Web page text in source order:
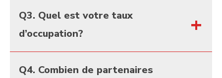
développe plusieurs sites stratégiques à
Sherbrooke.
L’emplacement influence directement la visibilité,
l’achalandage, l’accessibilité et la rentabilité
Q3. Quel est votre taux
d’occupation?
Notre parc immobilier construit affiche
Q4. Combien de partenaires